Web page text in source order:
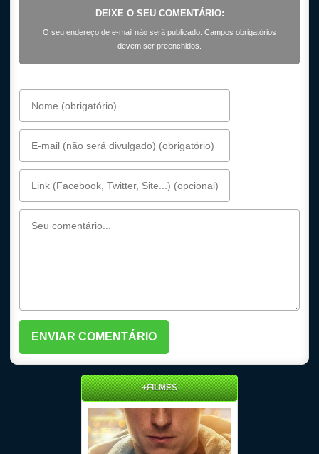
DEIXE O SEU COMENTÁRIO:
O seu endereço de e-mail não será publicado. Campos obrigatórios
devem ser preenchidos.
+FILMES